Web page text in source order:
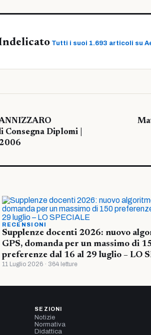
Tutti i suoi 1.693 articoli su
Diplomi |
RECENSIONI
Supplenze docenti 2026: nuovo
GPS, domanda per un massimo di
preferenze dal 16 al 29 luglio – LO
11 Luglio 2026 · 364 letture
SEZIONI
Notizie
Normativa
Didattica